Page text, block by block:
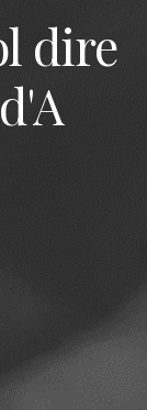
dire